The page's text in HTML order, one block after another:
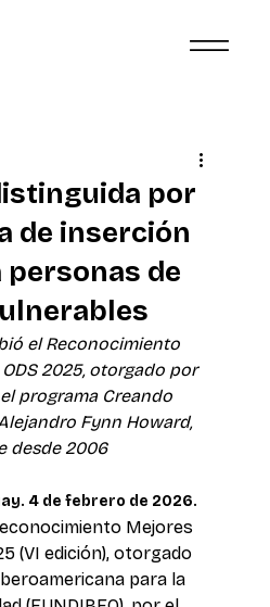
por
de inserción
de
el Reconocimiento
2025, otorgado por
el programa Creando
Fynn Howard,
desde 2006
4 de febrero de 2026.
Mejores
(VI edición), otorgado
para la